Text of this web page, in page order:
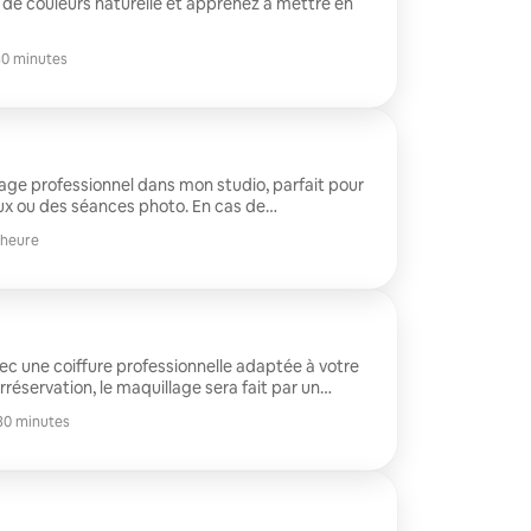
minutes
professionnel dans mon studio, parfait pour
séances photo. En cas de
et les mêmes produits de
une coiffure professionnelle adaptée à votre
de gamme.
minutes